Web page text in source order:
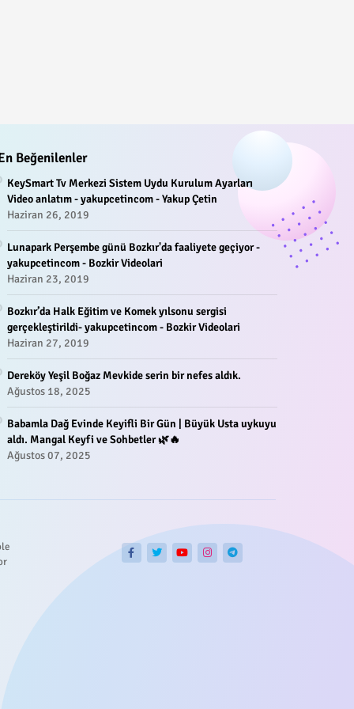
Beğenilenler
KeySmart Tv Merkezi Sistem Uydu Kurulum Ayarları
Video anlatım - yakupcetincom - Yakup Çetin
Haziran 26, 2019
Lunapark Perşembe günü Bozkır'da faaliyete geçiyor -
yakupcetincom - Bozkir Videolari
Haziran 23, 2019
Bozkır’da Halk Eğitim ve Komek yılsonu sergisi
gerçekleştirildi- yakupcetincom - Bozkir Videolari
Haziran 27, 2019
Dereköy Yeşil Boğaz Mevkide serin bir nefes aldık.
Ağustos 18, 2025
Babamla Dağ Evinde Keyifli Bir Gün | Büyük Usta uykuyu
aldı. Mangal Keyfi ve Sohbetler 🌿🔥
Ağustos 07, 2025